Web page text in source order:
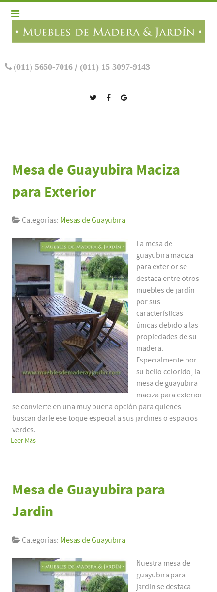
(011) 5650-7016 / (011) 15 3097-9143
Mesa de Guayubira Maciza
para Exterior
Categorías: Mesas de Guayubira
La mesa de
guayubira maciza
para exterior se
destaca entre otros
muebles de jardín
por sus
características
únicas debido a las
propiedades de su
madera.
Especialmente por
su bello colorido, la
mesa de guayubira
maciza para exterior
se convierte en una muy buena opción para quienes
buscan darle ese toque especial a sus jardines o espacios
verdes.
Leer Más
Mesa de Guayubira para
Jardin
Categorías: Mesas de Guayubira
Nuestra mesa de
guayubira para
jardin se destaca